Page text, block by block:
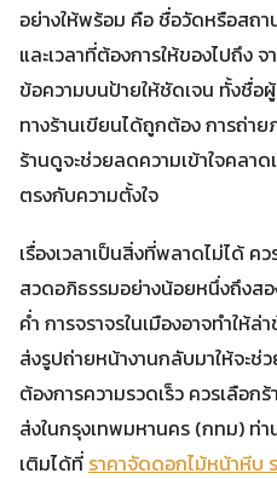
อย่างให้พร้อม คือ ชื่อวัดหรือสถ
และเวลาที่ต้องการให้ของไปถึง
ข้อความบนป้ายให้ชัดเจน ทั้งชื่อ
ทางร้านเขียนได้ถูกต้อง การถ่า
ร้านดูจะช่วยลดความเข้าใจคลา
ตรงกับความตั้งใจ
เรื่องเวลาเป็นสิ่งที่พลาดไม่ได้ ค
สวดอภิธรรมอย่างน้อยหนึ่งถึงสอ
ค่ำ การจราจรในเมืองอาจทำให้
ส่งรูปถ่ายหน้างานกลับมาให้จะช่
ต้องการความรวดเร็ว ควรเลือ
ส่งในกรุงเทพมหานคร (กทม) ท่
เติมได้ที่ ราคาจัดดอกไม้หน้าหีบ